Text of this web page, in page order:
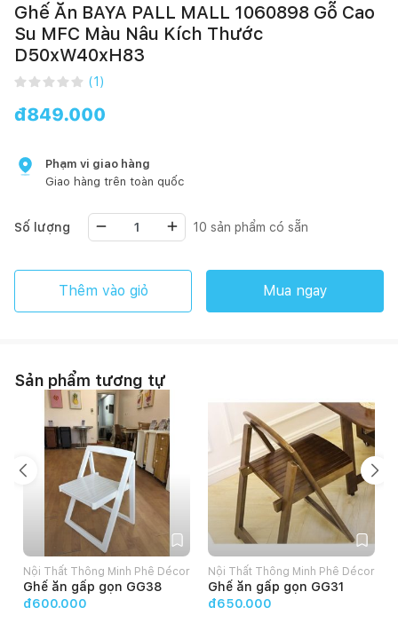
Ghế Ăn BAYA PALL MALL 1060898 Gỗ Cao
Su MFC Màu Nâu Kích Thước
D50xW40xH83
(1 )
đ849.000
Phạm vi giao hàng
Giao hàng trên toàn quốc
Số lượng 10 sản phẩm có sẵn
Thêm vào giỏ Mua ngay
Sản phẩm tương tự
Nội Thất Thông Minh Phê Décor
Ghế ăn gấp gọn GG38
đ600.000
Nội Thất Thông Minh Phê Décor
Ghế ăn gấp gọn GG31
đ650.000